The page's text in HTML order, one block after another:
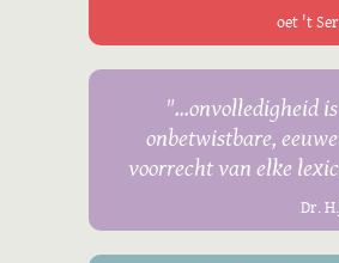
oet 't
"...onvolledigheid
onbetwistbare,
voorrecht van elke
Dr.